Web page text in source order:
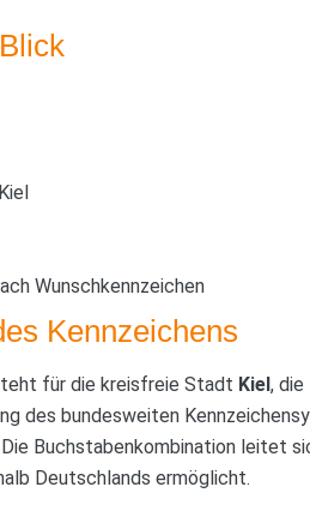
Kiel
Wunschkennzeichen
Kennzeichens
für die kreisfreie Stadt Kiel,
des bundesweiten
Buchstabenkombination leitet
Deutschlands ermöglicht.